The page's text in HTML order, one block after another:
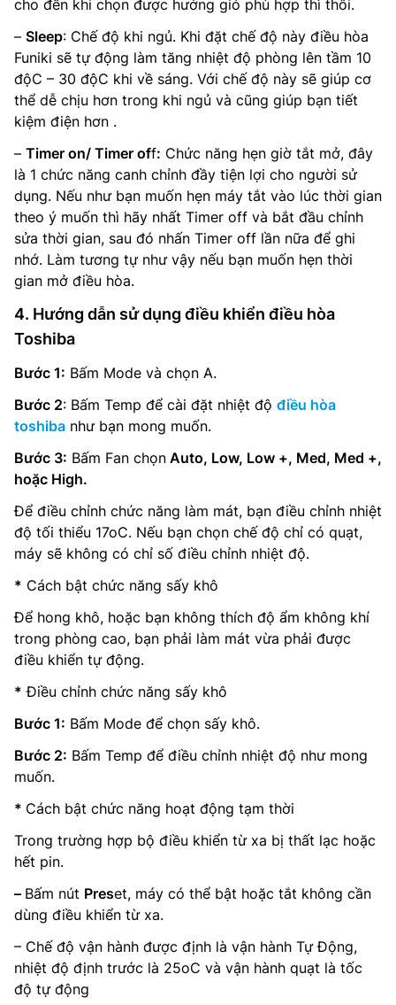
cho đến khi chọn được hướng gió phù hợp thì thôi.
– Sleep: Chế độ khi ngủ. Khi đặt chế độ này điều hòa
Funiki sẽ tự động làm tăng nhiệt độ phòng lên tầm 10
độC – 30 độC khi về sáng. Với chế độ này sẽ giúp cơ
thể dễ chịu hơn trong khi ngủ và cũng giúp bạn tiết
kiệm điện hơn .
– Timer on/ Timer off: Chức năng hẹn giờ tắt mở, đây
là 1 chức năng canh chỉnh đầy tiện lợi cho người sử
dụng. Nếu như bạn muốn hẹn máy tắt vào lúc thời gian
theo ý muốn thì hãy nhất Timer off và bắt đầu chỉnh
sửa thời gian, sau đó nhấn Timer off lần nữa để ghi
nhớ. Làm tương tự như vậy nếu bạn muốn hẹn thời
gian mở điều hòa.
4. Hướng dẫn sử dụng điều khiển điều hòa
Toshiba
Bước 1: Bấm Mode và chọn A.
Bước 2: Bấm Temp để cài đặt nhiệt độ điều hòa
toshiba như bạn mong muốn.
Bước 3: Bấm Fan chọn Auto, Low, Low +, Med, Med +,
hoặc High.
Để điều chỉnh chức năng làm mát, bạn điều chỉnh nhiệt
độ tối thiểu 17oC. Nếu bạn chọn chế độ chỉ có quạt,
máy sẽ không có chỉ số điều chỉnh nhiệt độ.
* Cách bật chức năng sấy khô
Để hong khô, hoặc bạn không thích độ ẩm không khí
trong phòng cao, bạn phải làm mát vừa phải được
điều khiển tự động.
* Điều chỉnh chức năng sấy khô
Bước 1: Bấm Mode để chọn sấy khô.
Bước 2: Bấm Temp để điều chỉnh nhiệt độ như mong
muốn.
* Cách bật chức năng hoạt động tạm thời
Trong trường hợp bộ điều khiển từ xa bị thất lạc hoặc
hết pin.
– Bấm nút Preset, máy có thể bật hoặc tắt không cần
dùng điều khiển từ xa.
– Chế độ vận hành được định là vận hành Tự Động,
nhiệt độ định trước là 25oC và vận hành quạt là tốc
độ tự động